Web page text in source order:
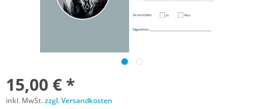
15,00 € *
inkl. MwSt.zzgl. Versandkosten